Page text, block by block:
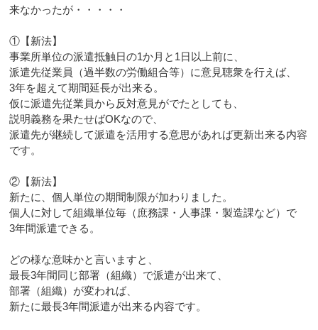
来なかったが・・・・・
①【新法】
事業所単位の派遣抵触日の1か月と1日以上前に、
派遣先従業員（過半数の労働組合等）に意見聴衆を行えば、
3年を超えて期間延長が出来る。
仮に派遣先従業員から反対意見がでたとしても、
説明義務を果たせばOKなので、
派遣先が継続して派遣を活用する意思があれば更新出来る内容
です。
②【新法】
新たに、個人単位の期間制限が加わりました。
個人に対して組織単位毎（庶務課・人事課・製造課など）で
3年間派遣できる。
どの様な意味かと言いますと、
最長3年間同じ部署（組織）で派遣が出来て、
部署（組織）が変われば、
新たに最長3年間派遣が出来る内容です。